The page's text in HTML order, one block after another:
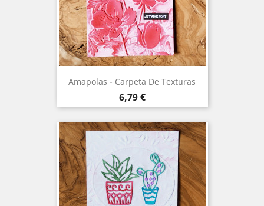
Amapolas - Carpeta De Texturas
Precio
6,79 €